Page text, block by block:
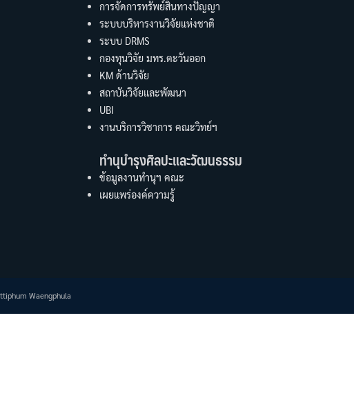
การจัดการทรัพย์สินทางปัญญา
ระบบบริหารงานวิจัยแห่งชาติ
ระบบ DRMS
กองทุนวิจัย มทร.ตะวันออก
KM ด้านวิจัย
สถาบันวิจัยและพัฒนา
UBI
งานบริการวิชาการ คณะวิทย์ฯ
ทำนุบำรุงศิลปะและวัฒนธรรม
ข้อมูลงานทำนุฯ คณะ
เผยแพร่องค์ความรู้
Waengphula